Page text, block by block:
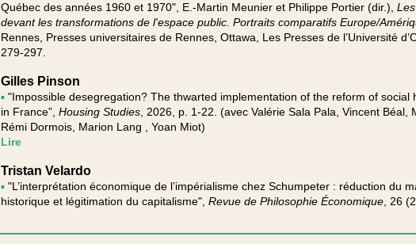
Québec des années 1960 et 1970", E.-Martin Meunier et Philippe Portier (dir.),
devant les transformations de l'espace public. Portraits comparatifs Europe/
Rennes, Presses universitaires de Rennes, Ottawa, Les Presses de l’Université
279-297.
Gilles Pinson
▪"Impossible desegregation? The thwarted implementation of the reform of social
in France”, Housing Studies, 2026, p. 1-22. (avec Valérie Sala Pala, Vincent Béal,
Rémi Dormois, Marion Lang , Yoan Miot)
Lire
Tristan Velardo
▪"L’interprétation économique de l’impérialisme chez Schumpeter : réduction du
historique et légitimation du capitalisme", Revue de Philosophie Économique, 26